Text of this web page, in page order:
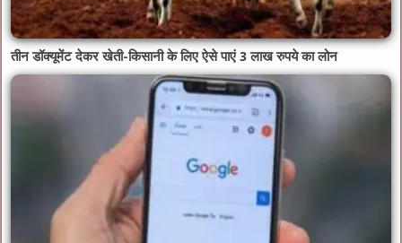
तीन डॉक्यूमेंट देकर खेती-किसानी के लिए ऐसे पाएं 3 लाख रुपये का लोन